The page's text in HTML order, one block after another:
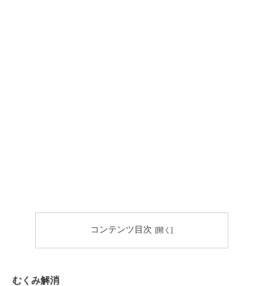
コンテンツ目次
むくみ解消